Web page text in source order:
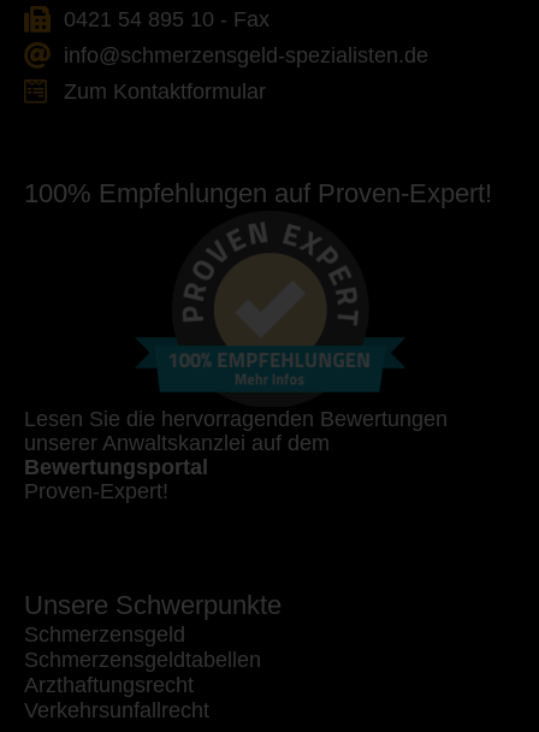
0421 54 895 10 - Fax
info@schmerzensgeld-spezialisten.de
Zum Kontaktformular
100% Empfehlungen auf Proven-Expert!
Lesen Sie die hervorragenden Bewertungen
unserer Anwaltskanzlei auf dem
Bewertungsportal
Proven-Expert!
Unsere Schwerpunkte
Schmerzensgeld
Schmerzensgeldtabellen
Arzthaftungsrecht
Verkehrsunfallrecht